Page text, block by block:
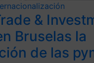
&
Bruselas la
de las